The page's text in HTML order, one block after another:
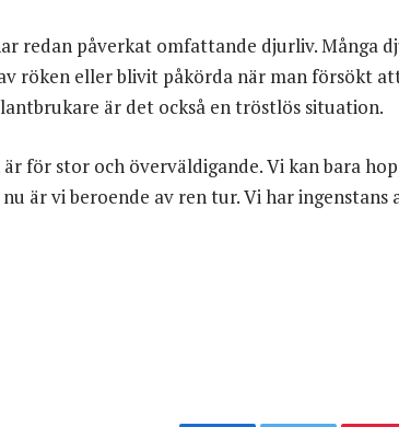
redan påverkat omfattande djurliv. Många
röken eller blivit påkörda när man försökt
är det också en tröstlös situation.
är för stor och överväldigande. Vi kan bara
är vi beroende av ren tur. Vi har